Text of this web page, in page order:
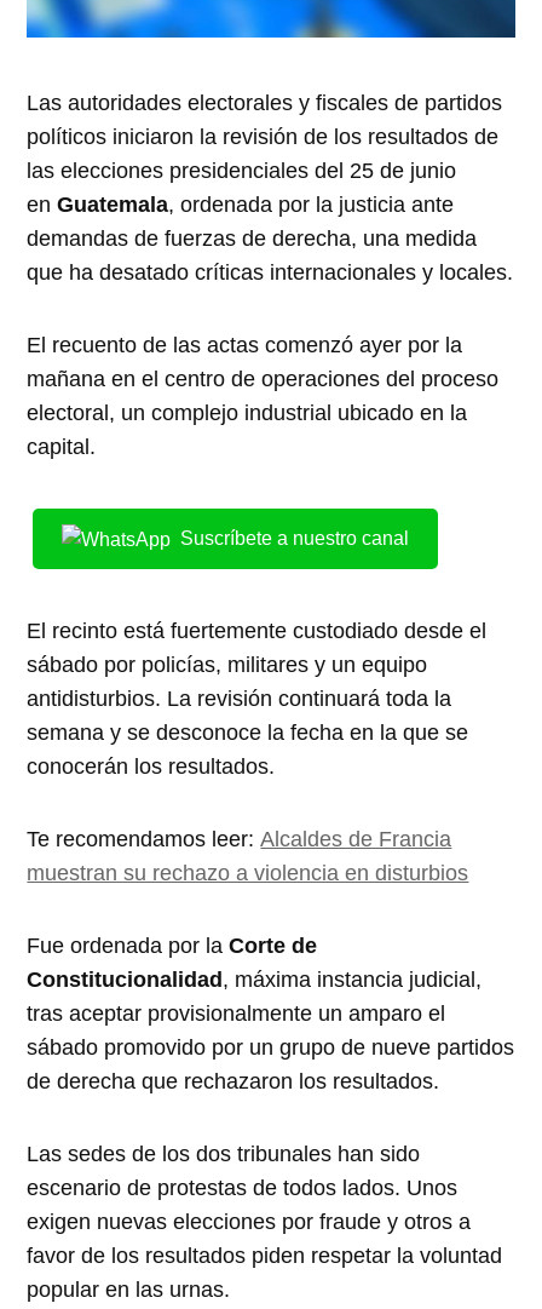
Las autoridades electorales y fiscales de partidos
políticos iniciaron la revisión de los resultados de
las elecciones presidenciales del 25 de junio
enGuatemala, ordenada por la justicia ante
demandas de fuerzas de derecha, una medida
que ha desatado críticas internacionales y locales.
El recuento de las actas comenzó ayer por la
mañana en el centro de operaciones del proceso
electoral, un complejo industrial ubicado en la
capital.
Suscríbete a nuestro canal
El recinto está fuertemente custodiado desde el
sábado por policías, militares y un equipo
antidisturbios. La revisión continuará toda la
semana y se desconoce la fecha en la que se
conocerán los resultados.
Te recomendamos leer:Alcaldes de Francia
muestran su rechazo a violencia en disturbios
Fue ordenada por laCorte de
Constitucionalidad, máxima instancia judicial,
tras aceptar provisionalmente un amparo el
sábado promovido por un grupo de nueve partidos
de derecha que rechazaron los resultados.
Las sedes de los dos tribunales han sido
escenario de protestas de todos lados. Unos
exigen nuevas elecciones por fraude y otros a
favor de los resultados piden respetar la voluntad
popular en las urnas.